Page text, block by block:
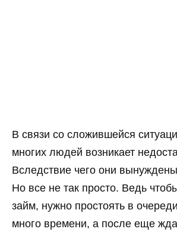
В связи со сложившейся
многих людей возникает
Вследствие чего они вынуждены
Но все не так просто. Ведь
займ, нужно простоять в
много времени, а после еще